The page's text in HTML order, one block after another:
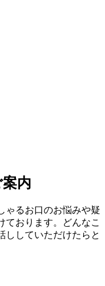
内
ゃるお口のお悩みや疑
ております。どんなこ
ししていただけたらと